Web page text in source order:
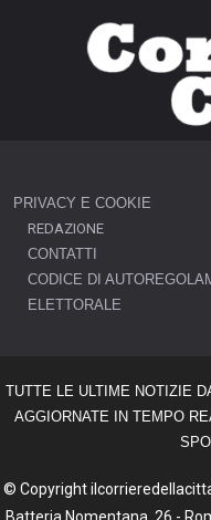
PRIVACY E COOKIE
REDAZIONE
CONTATTI
CODICE DI
ELETTORALE
TUTTE LE ULTIME NOTIZIE
AGGIORNATE IN TEMPO
© Copyright